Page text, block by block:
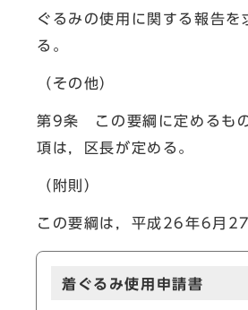
ぐるみの使用に関する報告を
る。
（その他）
第9条 この要綱に定めるも
項は，区長が定める。
（附則）
この要綱は，平成26年6月27
着ぐるみ使用申請書